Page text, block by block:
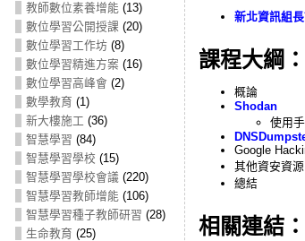
教師數位素養增能(13)
數位學習公開授課 (20)
數位學習工作坊(8)
數位學習精進方案 (16)
數位學習高峰會 (2)
數學教育 (1)
新大樓施工 (36)
智慧學習 (84)
智慧學習學校 (15)
智慧學習學校會議 (220)
智慧學習教師增能(106)
智慧學習種子教師研習 (28)
生命教育 (25)
新北資訊組
課程大綱：
概論
Shodan
使用
Google
其他資安資源
總結
相關連結：